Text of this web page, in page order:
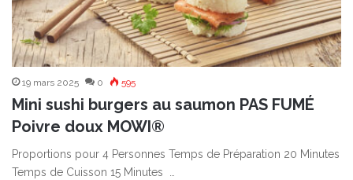
19 mars 2025 0 595
Mini sushi burgers au saumon PAS FUMÉ
Poivre doux MOWI®
Proportions pour 4 Personnes Temps de Préparation 20 Minutes
Temps de Cuisson 15 Minutes …